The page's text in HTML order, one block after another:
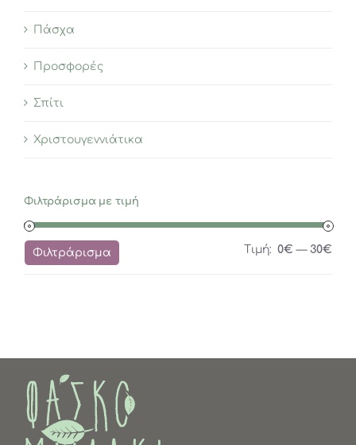
Πάσχα
Προσφορές
Σπίτι
Χριστουγεννιάτικα
Φιλτράρισμα με τιμή
Φιλτράρισμα Τιμή: 0€ — 30€